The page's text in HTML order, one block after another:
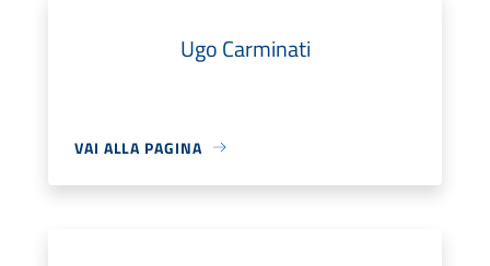
Ugo Carminati
VAI ALLA PAGINA